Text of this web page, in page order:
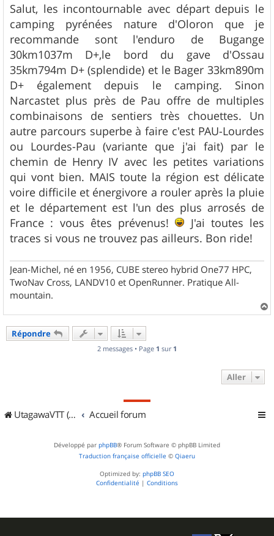
s
s
a
g
e
Salut, les incontournable avec départ depuis le
camping pyrénées nature d'Oloron que je
recommande sont l'enduro de Bugange
30km1037m D+,le bord du gave d'Ossau
35km794m D+ (splendide) et le Bager 33km890m
D+ également depuis le camping. Sinon
Narcastet plus près de Pau offre de multiples
combinaisons de sentiers très chouettes. Un
autre parcours superbe à faire c'est PAU-Lourdes
ou Lourdes-Pau (variante que j'ai fait) par le
chemin de Henry IV avec les petites variations
qui vont bien. MAIS toute la région est délicate
voire difficile et énergivore a rouler après la pluie
et le département est l'un des plus arrosés de
France : vous êtes prévenus!
J'ai toutes les
traces si vous ne trouvez pas ailleurs. Bon ride!
Jean-Michel, né en 1956, CUBE stereo hybrid One77 HPC,
TwoNav Cross, LANDV10 et OpenRunner. Pratique All-
mountain.
a
Répondre
2 messages • Page 1 sur 1
Aller
UtagawaVTT (Randos VTT et VTTAE avec traces GPS) Accueil forum
Développé par phpBB® Forum Software © phpBB Limited
Traduction française officielle © Qiaeru
Optimized by: phpBB SEO
Confidentialité | Conditions